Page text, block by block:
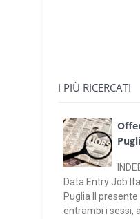
I PIÙ RICERCATI
Data Entry Job
Puglia Il
entrambi i sessi,